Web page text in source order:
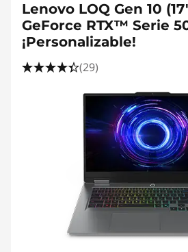
Lenovo LOQ Gen 10
GeForce RTX™ Serie
¡Personalizable!
(29)